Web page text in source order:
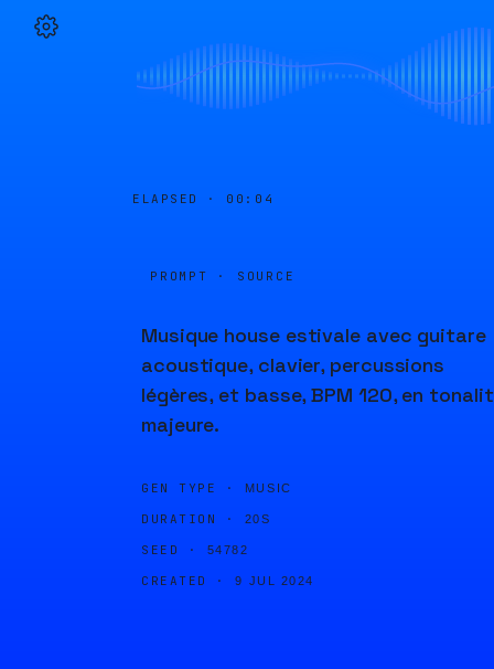
ELAPSED · 00:04
PROMPT · SOURCE
Musique house estivale avec guitare
acoustique, clavier, percussions
légères, et basse, BPM 120, en
majeure.
GEN TYPE · MUSIC
DURATION · 20S
SEED · 54782
CREATED · 9 JUL 2024